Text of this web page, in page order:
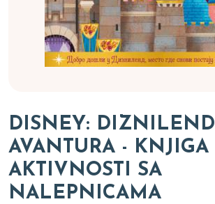
DISNEY: DIZNILEND
AVANTURA - KNJIGA
AKTIVNOSTI SA
NALEPNICAMA